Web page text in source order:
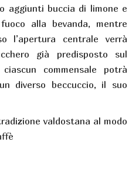
aggiunti buccia di limone e
alla bevanda, mentre
l’apertura centrale verrà
già predisposto sul
commensale potrà
diverso beccuccio, il suo
valdostana al modo